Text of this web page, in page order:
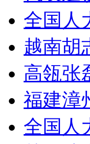
全国人
越南胡
高瓴张
福建漳
全国人